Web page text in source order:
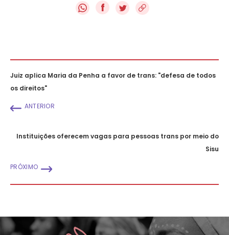
f
Juiz aplica Maria da Penha a favor de trans: "defesa de todos
os direitos"
ANTERIOR
Instituições oferecem vagas para pessoas trans por meio do
Sisu
PRÓXIMO